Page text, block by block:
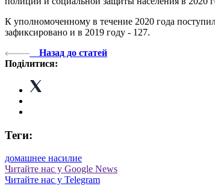
К уполномоченному в течение 2020 года
зафиксировано и в 2019 году - 127.
Назад до статей
Поділитися:
Теги:
домашнее насилие
Читайте нас у Google News
Читайте нас у Telegram